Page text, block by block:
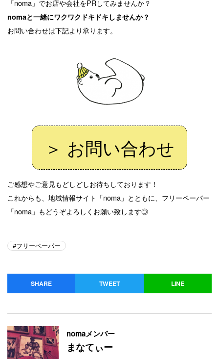
「noma」でお店や会社をPRしてみませんか？
nomaと一緒にワクワクドキドキしませんか？
お問い合わせは下記より承ります。
＞ お問い合わせ
ご感想やご意見もどしどしお待ちしております！
これからも、地域情報サイト「noma」とともに、フリーペーパー
「noma」もどうぞよろしくお願い致します◎
フリーペーパー
SHARE TWEET LINE
nomaメンバー
まなてぃー